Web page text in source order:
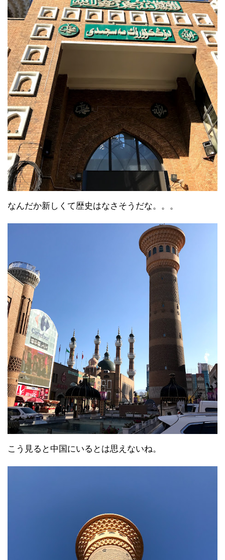
なんだか新しくて歴史はなさそうだな。。。
こう見ると中国にいるとは思えないね。